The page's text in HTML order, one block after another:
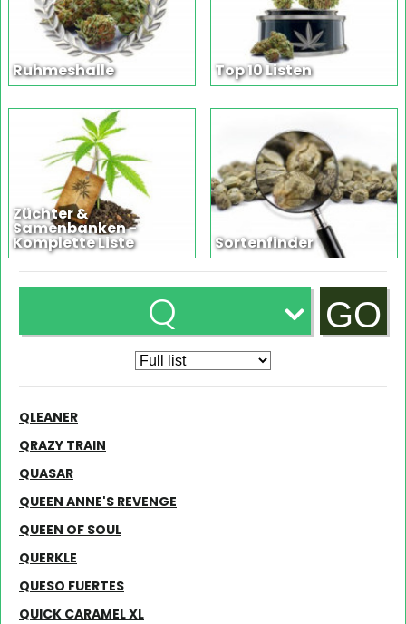
Ruhmeshalle Top 10 Listen
Züchter &
Samenbanken -
Komplette Liste Sortenfinder
Q
QLEANER
QRAZY TRAIN
QUASAR
QUEEN ANNE'S REVENGE
QUEEN OF SOUL
QUERKLE
QUESO FUERTES
QUICK CARAMEL XL